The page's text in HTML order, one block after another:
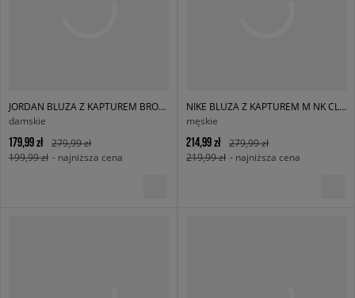
JORDAN BLUZA Z KAPTUREM BROOKLYN FLEECE
damskie
179,99 zł
279,99 zł
199,99 zł - najniższa cena
NIKE BLUZA Z KAPTUREM M NK CLUB BB PO HOODIE
męskie
214,99 zł
279,99 zł
219,99 zł - najniższa cena